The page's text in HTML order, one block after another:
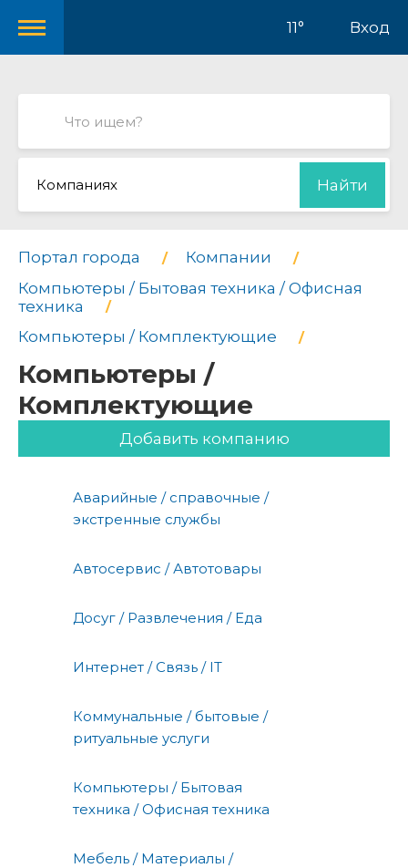
11° Вход
Компаниях Найти
Портал города
Компании
Компьютеры / Бытовая техника / Офисная
техника
Компьютеры / Комплектующие
Компьютеры /
Комплектующие
Добавить компанию
Аварийные / справочные /
экстренные службы
Автосервис / Автотовары
Досуг / Развлечения / Еда
Интернет / Связь / IT
Коммунальные / бытовые /
ритуальные услуги
Компьютеры / Бытовая
техника / Офисная техника
Мебель / Материалы /